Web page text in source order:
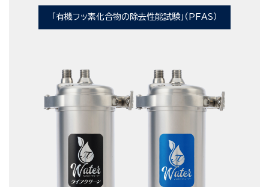
「有機フッ素化合物の除去性能試験」（PFAS）